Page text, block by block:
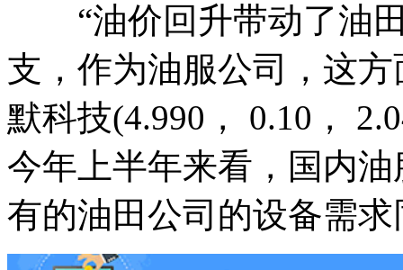
“油价回升带动了油田
支，作为油服公司，这
默科技(4.990， 0.10，
今年上半年来看，国内
有的油田公司的设备需